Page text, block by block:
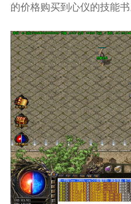
的价格购买到心仪的技能书